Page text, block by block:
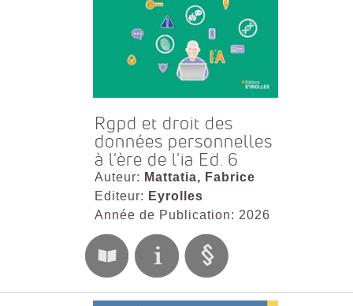
Rgpd et droit des
données personnelles
à l'ère de l'ia Ed. 6
Auteur: Mattatia, Fabrice
Editeur: Eyrolles
Année de Publication: 2026